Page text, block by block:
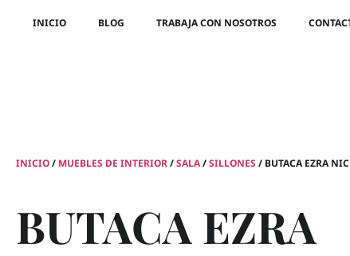
INICIO BLOG TRABAJA CON NOSOTROS
INICIO/ MUEBLES DE INTERIOR/SALA/SILLONES / BUTACA EZRA
BUTACA EZRA